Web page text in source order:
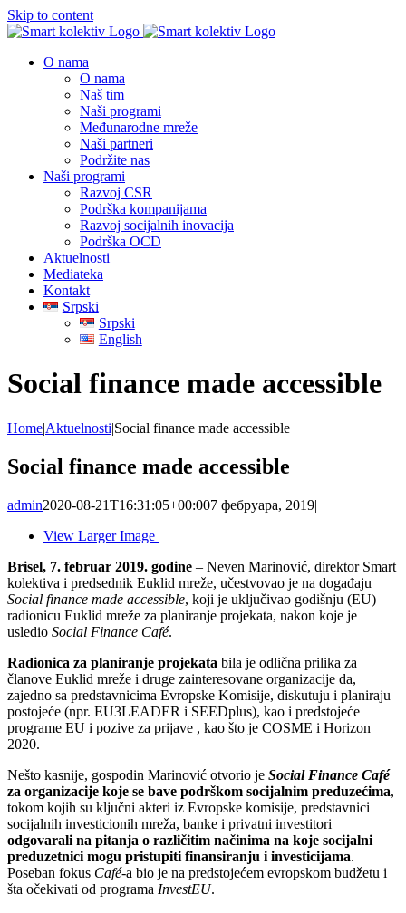
Skip to content
O nama
O nama
Naš tim
Naši programi
Međunarodne mreže
Naši partneri
Podržite nas
Naši programi
Razvoj CSR
Podrška kompanijama
Razvoj socijalnih inovacija
Podrška OCD
Aktuelnosti
Mediateka
Kontakt
Srpski
Srpski
English
Social finance made accessible
Home|Aktuelnosti|Social finance made accessible
Social finance made accessible
admin2020-08-21T16:31:05+00:007 фебруара, 2019|
View Larger Image
Brisel, 7. februar 2019. godine – Neven Marinović, direktor Smart
kolektiva i predsednik Euklid mreže, učestvovao je na događaju
Social finance made accessible, koji je uključivao godišnju (EU)
radionicu Euklid mreže za planiranje projekata, nakon koje je
usledio Social Finance Café.
Radionica za planiranje projekata bila je odlična prilika za
članove Euklid mreže i druge zainteresovane organizacije da,
zajedno sa predstavnicima Evropske Komisije, diskutuju i planiraju
postojeće (npr. EU3LEADER i SEEDplus), kao i predstojeće
programe EU i pozive za prijave , kao što je COSME i Horizon
2020.
Nešto kasnije, gospodin Marinović otvorio je Social Finance Café
za organizacije koje se bave podrškom socijalnim preduzećima,
tokom kojih su ključni akteri iz Evropske komisije, predstavnici
socijalnih investicionih mreža, banke i privatni investitori
odgovarali na pitanja o različitim načinima na koje socijalni
preduzetnici mogu pristupiti finansiranju i investicijama.
Poseban fokus Café-a bio je na predstojećem evropskom budžetu i
šta očekivati od programa InvestEU.